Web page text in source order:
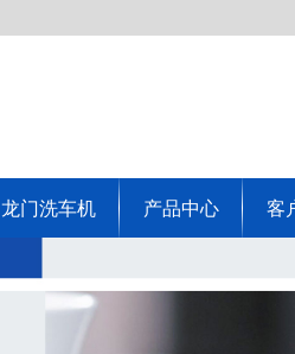
龙门洗车机 产品中心 客